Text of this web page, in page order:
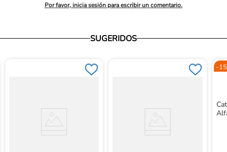
Por favor, inicia sesión para escribir un comentario.
SUGERIDOS
-